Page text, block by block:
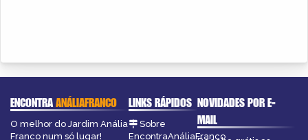
ENCONTRAANÁLIAFRANCO
O melhor do Jardim Anália
Franco num só lugar!
LINKS RÁPIDOS
Sobre
EncontraAnáliaFranco
NOVIDADES POR E-
MAIL